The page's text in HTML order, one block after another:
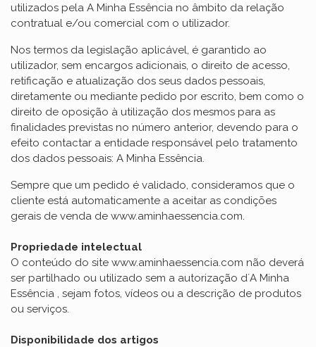
utilizados pela A Minha Essência no âmbito da relação
contratual e/ou comercial com o utilizador.
Nos termos da legislação aplicável, é garantido ao
utilizador, sem encargos adicionais, o direito de acesso,
retificação e atualização dos seus dados pessoais,
diretamente ou mediante pedido por escrito, bem como o
direito de oposição à utilização dos mesmos para as
finalidades previstas no número anterior, devendo para o
efeito contactar a entidade responsável pelo tratamento
dos dados pessoais: A Minha Essência.
Sempre que um pedido é validado, consideramos que o
cliente está automaticamente a aceitar as condições
gerais de venda de www.aminhaessencia.com.
Propriedade intelectual
O conteúdo do site www.aminhaessencia.com não deverá
ser partilhado ou utilizado sem a autorização d´A Minha
Essência , sejam fotos, vídeos ou a descrição de produtos
ou serviços.
Disponibilidade dos artigos